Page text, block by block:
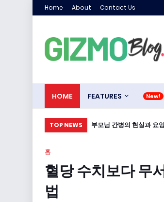
Home About Contact Us
HOME FEATURES
TOP NEWS 부모님 간병의 현실과 요
홈
혈당 수치보다 무
법